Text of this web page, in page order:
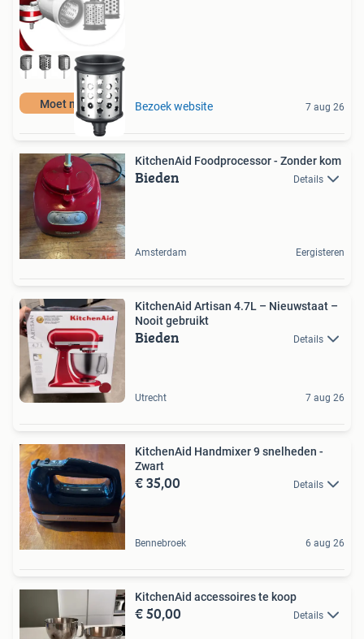
Moet nu weg Bezoek website 7 aug 26
KitchenAid Foodprocessor - Zonder kom
Bieden Details
Amsterdam Eergisteren
KitchenAid Artisan 4.7L – Nieuwstaat –
Nooit gebruikt
Bieden Details
Utrecht 7 aug 26
KitchenAid Handmixer 9 snelheden -
Zwart
€ 35,00 Details
Bennebroek 6 aug 26
KitchenAid accessoires te koop
€ 50,00 Details